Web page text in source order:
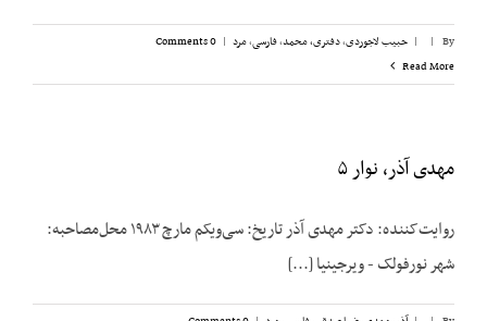
By
|
| حبیب لاجوردی,دفتری، ‌محمد,فارسی,مرد |
0 Comments
Read More
مهدی آذر، نوار ۵
روایت‌کننده: دکتر مهدی آذر تاریخ: سی‌ویکم مارچ ۱۹۸۳ محل‌مصاحبه:
شهر نورفولک - ویرجینیا [...]